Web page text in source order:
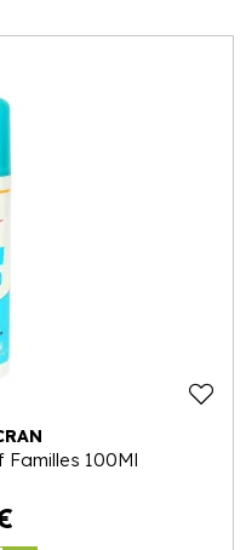
Familles 100Ml